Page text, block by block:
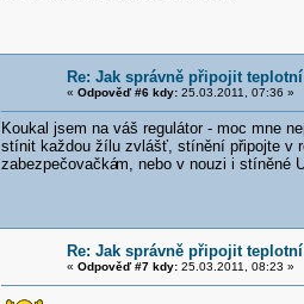
Re: Jak správně připojit
« Odpověď #6 kdy:25.03.2011, 07:36 »
Koukal jsem na váš regulátor - moc mne
stínit každou žílu zvlášť, stínění připojte v
zabezpečovačkám, nebo v nouzi i stíněné
Re: Jak správně připojit
« Odpověď #7 kdy:25.03.2011, 08:23 »